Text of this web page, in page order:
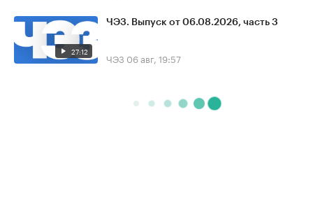
27:12
ЧЭЗ. Выпуск от 06.08.2026, часть 3
ЧЭЗ 06 авг, 19:57